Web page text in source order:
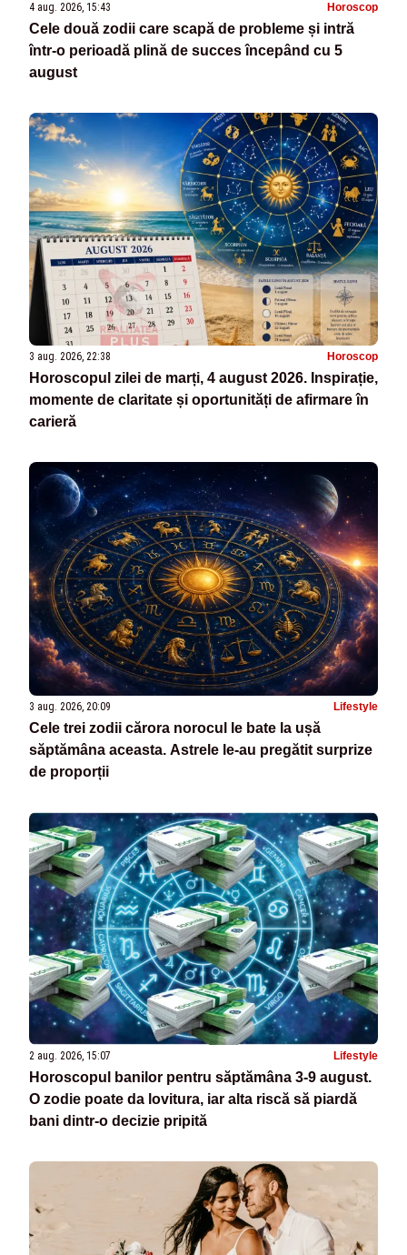
4 aug. 2026, 15:43 Horoscop
Cele două zodii care scapă de probleme și intră
într-o perioadă plină de succes începând cu 5
august
3 aug. 2026, 22:38 Horoscop
Horoscopul zilei de marți, 4 august 2026. Inspirație,
momente de claritate și oportunități de afirmare în
carieră
3 aug. 2026, 20:09 Lifestyle
Cele trei zodii cărora norocul le bate la ușă
săptămâna aceasta. Astrele le-au pregătit surprize
de proporții
2 aug. 2026, 15:07 Lifestyle
Horoscopul banilor pentru săptămâna 3-9 august.
O zodie poate da lovitura, iar alta riscă să piardă
bani dintr-o decizie pripită